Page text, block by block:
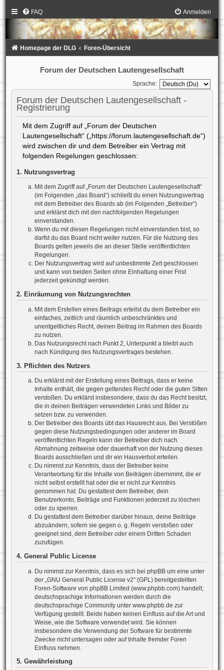
FAQ Anmelden
Homepage der DLG Foren-Übersicht
Forum der Deutschen Lautengesellschaft
Sprache:
Forum der Deutschen Lautengesellschaft -
Registrierung
Mit dem Zugriff auf „Forum der Deutschen
Lautengesellschaft“ („https://forum.lautengesellschaft.de“)
wird zwischen dir und dem Betreiber ein Vertrag mit
folgenden Regelungen geschlossen:
1. Nutzungsvertrag
Mit dem Zugriff auf „Forum der Deutschen Lautengesellschaft“
(im Folgenden „das Board“) schließt du einen Nutzungsvertrag
mit dem Betreiber des Boards ab (im Folgenden „Betreiber“)
und erklärst dich mit den nachfolgenden Regelungen
einverstanden.
Wenn du mit diesen Regelungen nicht einverstanden bist, so
darfst du das Board nicht weiter nutzen. Für die Nutzung des
Boards gelten jeweils die an dieser Stelle veröffentlichten
Regelungen.
Der Nutzungsvertrag wird auf unbestimmte Zeit geschlossen
und kann von beiden Seiten ohne Einhaltung einer Frist
jederzeit gekündigt werden.
2. Einräumung von Nutzungsrechten
Mit dem Erstellen eines Beitrags erteilst du dem Betreiber ein
einfaches, zeitlich und räumlich unbeschränktes und
unentgeltliches Recht, deinen Beitrag im Rahmen des Boards
zu nutzen.
Das Nutzungsrecht nach Punkt 2, Unterpunkt a bleibt auch
nach Kündigung des Nutzungsvertrages bestehen.
3. Pflichten des Nutzers
Du erklärst mit der Erstellung eines Beitrags, dass er keine
Inhalte enthält, die gegen geltendes Recht oder die guten Sitten
verstoßen. Du erklärst insbesondere, dass du das Recht besitzt,
die in deinen Beiträgen verwendeten Links und Bilder zu
setzen bzw. zu verwenden.
Der Betreiber des Boards übt das Hausrecht aus. Bei Verstößen
gegen diese Nutzungsbedingungen oder anderer im Board
veröffentlichten Regeln kann der Betreiber dich nach
Abmahnung zeitweise oder dauerhaft von der Nutzung dieses
Boards ausschließen und dir ein Hausverbot erteilen.
Du nimmst zur Kenntnis, dass der Betreiber keine
Verantwortung für die Inhalte von Beiträgen übernimmt, die er
nicht selbst erstellt hat oder die er nicht zur Kenntnis
genommen hat. Du gestattest dem Betreiber, dein
Benutzerkonto, Beiträge und Funktionen jederzeit zu löschen
oder zu sperren.
Du gestattest dem Betreiber darüber hinaus, deine Beiträge
abzuändern, sofern sie gegen o. g. Regeln verstoßen oder
geeignet sind, dem Betreiber oder einem Dritten Schaden
zuzufügen.
4. General Public License
Du nimmst zur Kenntnis, dass es sich bei phpBB um eine unter
der „ GNU General Public License v2“ (GPL) bereitgestellten
Foren-Software von phpBB Limited (www.phpbb.com) handelt;
deutschsprachige Informationen werden durch die
deutschsprachige Community unter www.phpbb.de zur
Verfügung gestellt. Beide haben keinen Einfluss auf die Art und
Weise, wie die Software verwendet wird. Sie können
insbesondere die Verwendung der Software für bestimmte
Zwecke nicht untersagen oder auf Inhalte fremder Foren
Einfluss nehmen.
5. Gewährleistung